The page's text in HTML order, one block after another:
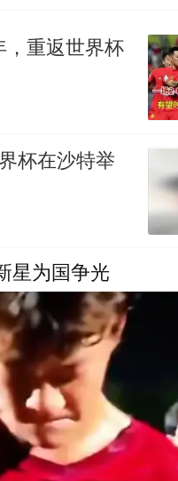
重返世界杯
杯在沙特举
星为国争光